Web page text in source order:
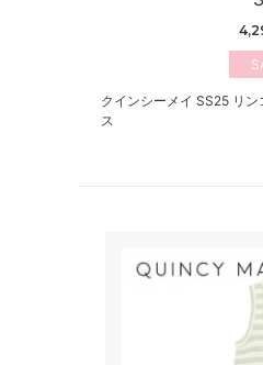
クインシーメイ SS25 リ
ス